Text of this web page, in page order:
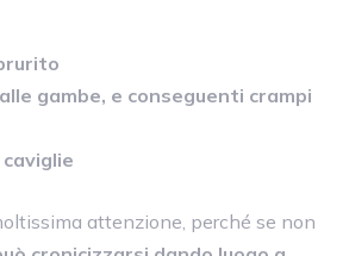
gambe, e conseguenti crampi
attenzione, perché se non